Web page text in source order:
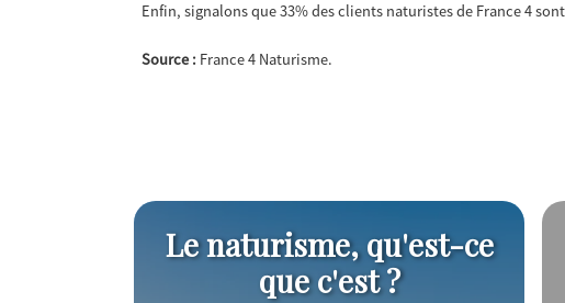
Enfin, signalons que 33% des clients naturistes de France 4
Source : France 4 Naturisme.
Le naturisme, qu'est-ce
que c'est ?